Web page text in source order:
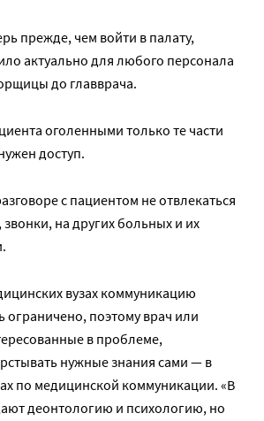
прежде, чем войти в палату,
актуально для любого персонала
до главврача.
оголенными только те части
доступ.
с пациентом не отвлекаться
на других больных и их
вузах коммуникацию
ограничено, поэтому врач или
в проблеме,
нужные знания сами — в
по медицинской коммуникации. «В
деонтологию и психологию, но